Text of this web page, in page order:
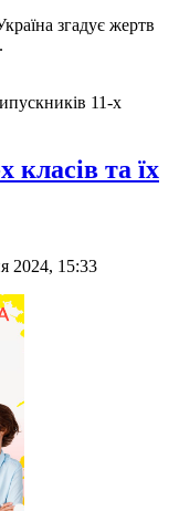
згадує жертв
11-х
класів та їх
2024, 15:33